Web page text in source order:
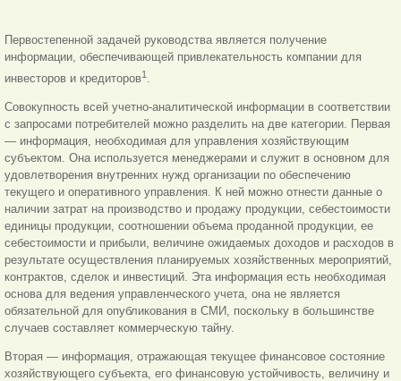
Первостепенной задачей руководства является получение
информации, обеспечивающей привлекательность компании для
инвесторов и кредиторов1
Совокупность всей учетно-аналитической информации в соответствии
с запросами потребителей можно разделить на две категории. Первая
— информация, необходимая для управления хозяйствующим
субъектом. Она используется менеджерами и служит в основном для
удовлетворения внутренних нужд организации по обеспечению
текущего и оперативного управления. К ней можно отнести данные о
наличии затрат на производство и продажу продукции, себестоимости
единицы продукции, соотношении объема проданной продукции, ее
себестоимости и прибыли, величине ожидаемых доходов и расходов в
результате осуществления планируемых хозяйственных мероприятий,
контрактов, сделок и инвестиций. Эта информация есть необходимая
основа для ведения управленческого учета, она не является
обязательной для опубликования в СМИ, поскольку в большинстве
случаев составляет коммерческую тайну.
Вторая — информация, отражающая текущее финансовое состояние
хозяйствующего субъекта, его финансовую устойчивость, величину и